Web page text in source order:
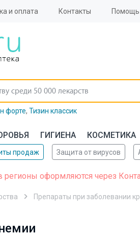
и оплата Контакты Помощь
форте, Тизин классик
ГИГИЕНА КОСМЕТИКА
продаж Защита от вирусов
регионы оформляются через
Препараты при заболевании